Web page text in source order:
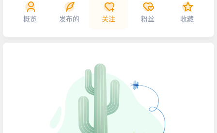
概览 发布的 关注 粉丝 收藏